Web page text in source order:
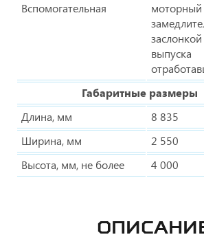
Вспомогательная
выпуска
Габаритные размеры
Длина, мм
8 835
Ширина, мм
2 550
Высота, мм, не более
4 000